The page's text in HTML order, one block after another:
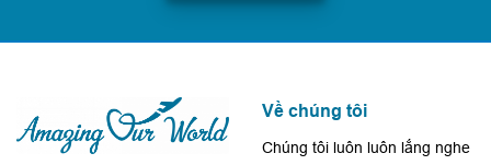
Về chúng tôi
Chúng tôi luôn luôn lắng nghe